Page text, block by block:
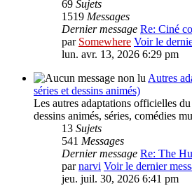
69 Sujets
1519 Messages
Dernier message Re: Ciné
par Somewhere Voir le
lun. avr. 13, 2026 6:29 pm
Autres
séries et dessins animés)
Les autres adaptations officielles
dessins animés, séries, comédies
13 Sujets
541 Messages
Dernier message Re: The
parnarvi Voir le dernier
jeu. juil. 30, 2026 6:41 pm